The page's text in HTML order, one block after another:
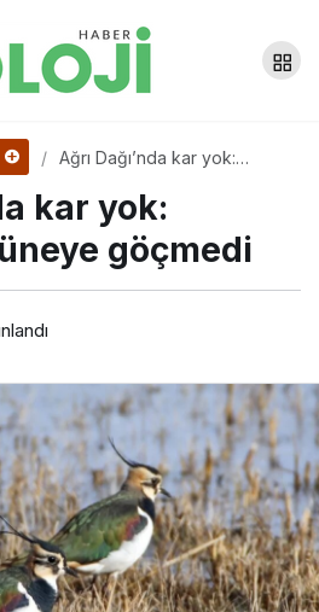
Ağrı Dağı’nda kar yok:
kar yok:
göçmedi
için uyarı: ‘Kuraklık
50 oranında
Paylaş